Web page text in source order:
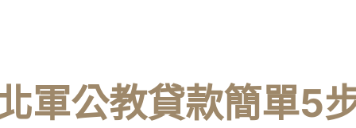
軍公教貸款簡單5